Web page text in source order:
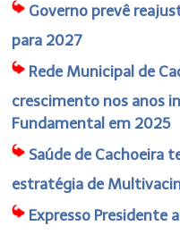
Governo prevê
para 2027
Rede Municipal de
crescimento nos anos
Fundamental em 2025
Saúde de Cachoeira
estratégia de
Expresso Presidente